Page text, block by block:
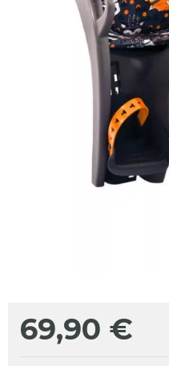
69,90 €